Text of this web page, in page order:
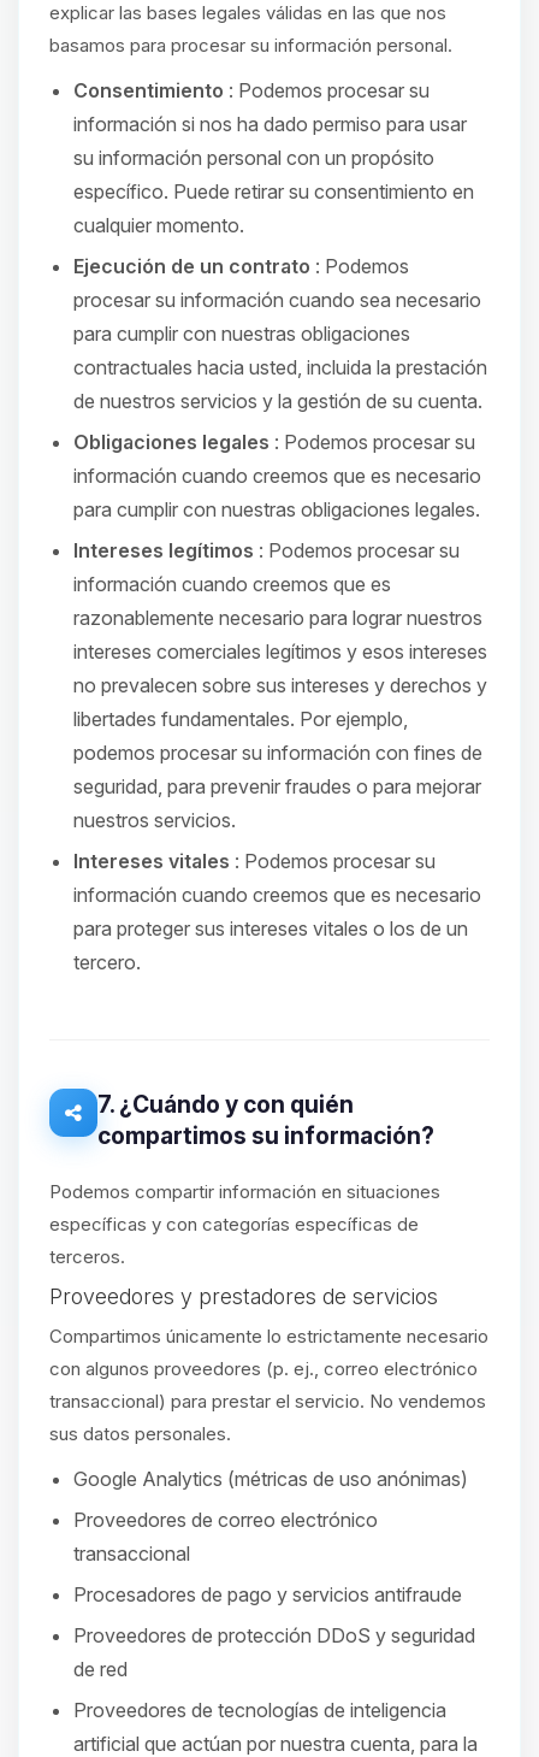
explicar las bases legales válidas en las que nos
basamos para procesar su información personal.
Consentimiento : Podemos procesar su
información si nos ha dado permiso para usar
su información personal con un propósito
específico. Puede retirar su consentimiento en
cualquier momento.
Ejecución de un contrato : Podemos
procesar su información cuando sea necesario
para cumplir con nuestras obligaciones
contractuales hacia usted, incluida la prestación
de nuestros servicios y la gestión de su cuenta.
Obligaciones legales : Podemos procesar su
información cuando creemos que es necesario
para cumplir con nuestras obligaciones legales.
Intereses legítimos : Podemos procesar su
información cuando creemos que es
razonablemente necesario para lograr nuestros
intereses comerciales legítimos y esos intereses
no prevalecen sobre sus intereses y derechos y
libertades fundamentales. Por ejemplo,
podemos procesar su información con fines de
seguridad, para prevenir fraudes o para mejorar
nuestros servicios.
Intereses vitales : Podemos procesar su
información cuando creemos que es necesario
para proteger sus intereses vitales o los de un
tercero.
7. ¿Cuándo y con quién
compartimos su información?
Podemos compartir información en situaciones
específicas y con categorías específicas de
terceros.
Proveedores y prestadores de servicios
Compartimos únicamente lo estrictamente necesario
con algunos proveedores (p. ej., correo electrónico
transaccional) para prestar el servicio. No vendemos
sus datos personales.
Google Analytics (métricas de uso anónimas)
Proveedores de correo electrónico
transaccional
Procesadores de pago y servicios antifraude
Proveedores de protección DDoS y seguridad
de red
Proveedores de tecnologías de inteligencia
artificial que actúan por nuestra cuenta, para la